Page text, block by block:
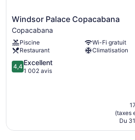
Poolside lounge chairs
Umbrellas for the pool
Business facilities
Conference space
Breakfast available (surcharge)
Windsor
Palace
Copacabana
Copacabana
Windsor Palace Copacabana
Copacabana
Piscine
Wi-Fi gratuit
Restaurant
Climatisation
4.4
sur
4,4 Excellent
1 002 avis
(taxes
Du